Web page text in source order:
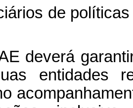
de
deverá
entidades